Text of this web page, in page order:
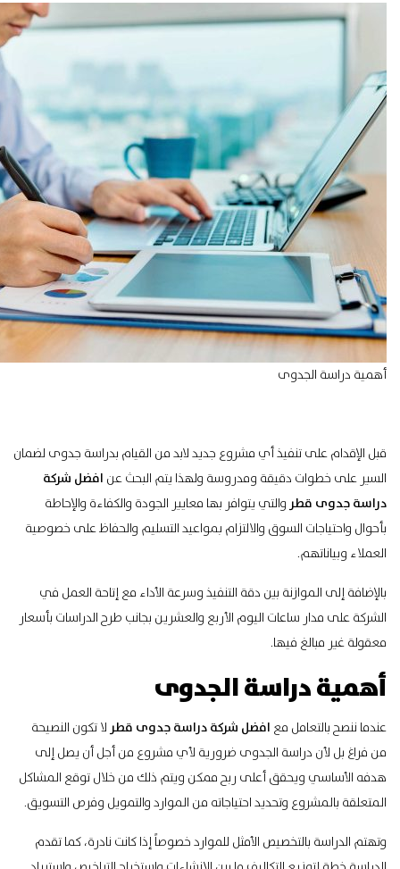
أهمية دراسة الجدوى
قبل الإقدام على تنفيذ أي مشروع جديد لابد من القيام بدراسة جدوى لضمان
السير على خطوات دقيقة ومدروسة ولهذا يتم البحث عن افضل شركة
دراسة جدوى قطروالتي يتوافر بها معايير الجودة والكفاءة والإحاطة
بأحوال واحتياجات السوق والالتزام بمواعيد التسليم والحفاظ على خصوصية
العملاء وبياناتهم.
بالإضافة إلى الموازنة بين دقة التنفيذ وسرعة الأداء مع إتاحة العمل في
الشركة على مدار ساعات اليوم الأربع والعشرين بجانب طرح الدراسات بأسعار
معقولة غير مبالغ فيها.
أهمية دراسة الجدوى
عندما ننصح بالتعامل مع افضل شركة دراسة جدوى قطرلا تكون النصيحة
من فراغ بل لأن دراسة الجدوى ضرورية لأي مشروع من أجل أن يصل إلى
هدفه الأساسي ويحقق أعلى ربح ممكن ويتم ذلك من خلال توقع المشاكل
المتعلقة بالمشروع وتحديد احتياجاته من الموارد والتمويل وفرص التسويق.
وتهتم الدراسة بالتخصيص الأمثل للموارد خصوصاً إذا كانت نادرة، كما تقدم